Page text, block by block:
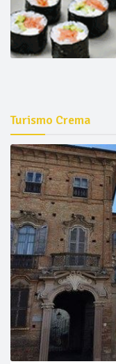
Turismo Crema